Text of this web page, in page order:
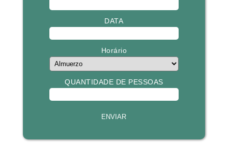
Telefone para reservas:
+54 (0362) 445 2404
Preencha o formulário e entraremos em contato com
você.